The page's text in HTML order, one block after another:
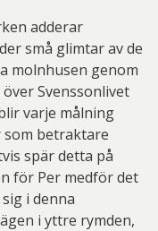
adderar
små glimtar av de
molnhusen genom
Svenssonlivet
varje målning
som betraktare
spär detta på
för Per medför det
i denna
i yttre rymden,